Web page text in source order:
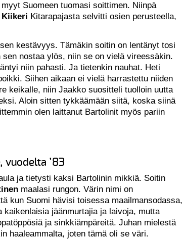
Suomeen tuomasi soittimen. Niinpä
Kiikeri Kitarapajasta selvitti osien perusteella,
kestävyys. Tämäkin soitin on lentänyt tosi
nostaa ylös, niin se on vielä vireessäkin.
niin pahasti. Ja tietenkin nauhat. Heti
Siihen aikaan ei vielä harrastettu niiden
keikalle, niin Jaakko suositteli tuolloin uutta
Aloin sitten tykkäämään siitä, koska siinä
olen laittanut Bartolinit myös pariin
vuodelta ’83
ja tietysti kaksi Bartolinin mikkiä. Soitin
maalasi rungon. Värin nimi on
kun Suomi hävisi toisessa maailmansodassa,
kaikenlaisia jäänmurtajia ja laivoja, mutta
ja sinkkiämpäreitä. Juhan mielestä
haaleammalta, joten tämä oli se väri.